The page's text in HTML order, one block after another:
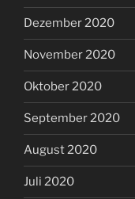
Dezember 2020
November 2020
Oktober 2020
September 2020
August 2020
Juli 2020